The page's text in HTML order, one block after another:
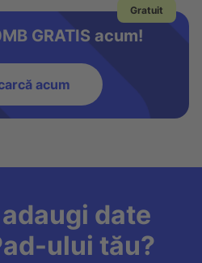
Gratuit
GRATIS acum!
acum
date
ului tău?